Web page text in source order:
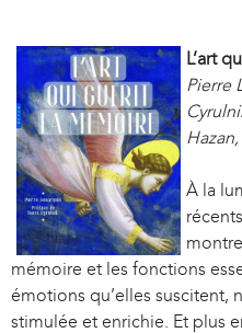
L’art
Pierre
À la
mémoire et les fonctions
émotions qu’elles suscitent,
stimulée et enrichie. Et plus